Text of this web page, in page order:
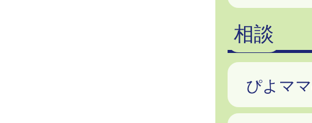
相談
ぴよマ